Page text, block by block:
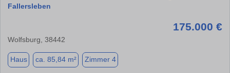
Fallersleben
175.000 €
Wolfsburg, 38442
Haus ca. 85,84 m² Zimmer 4